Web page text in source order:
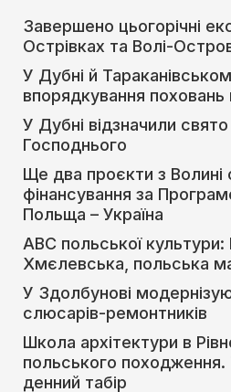
Завершено цьогорічні
Острівках та Волі-
У Дубні й
впорядкування поховань
У Дубні відзначили
Господнього
Ще два проєкти з
фінансування за
Польща – Україна
АВС польської культури:
Хмєлевська, польська
У Здолбунові
слюсарів-ремонтників
Школа архітектури в
польського походження.
денний табір